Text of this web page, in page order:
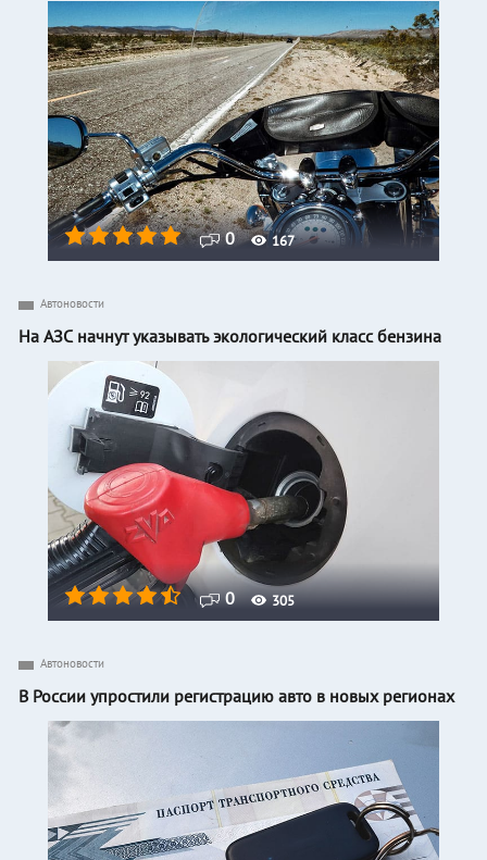
0 167
0 305
Автоновости
На АЗС начнут указывать экологический класс бензина
Автоновости
В России упростили регистрацию авто в новых регионах